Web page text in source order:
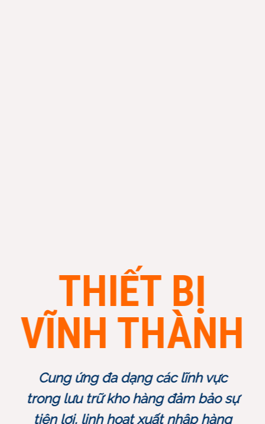
THIẾT BỊ
VĨNH THÀNH
Cung ứng đa dạng các lĩnh vực
trong lưu trữ kho hàng đảm bảo sự
tiện lợi, linh hoạt xuất nhập hàng